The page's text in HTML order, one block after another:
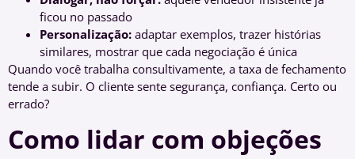
ficou no passado
Personalização: adaptar exemplos, trazer histórias
similares, mostrar que cada negociação é única
Quando você trabalha consultivamente, a taxa de fechamento
tende a subir. O cliente sente segurança, confiança. Certo ou
errado?
Como lidar com objeções